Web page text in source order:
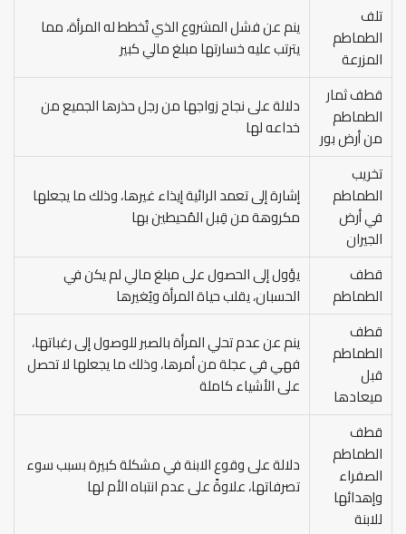
تلف
الطماطم
المزرعة
ينم عن فشل المشروع الذي تُخطط له المرأة، مما
يترتب عليه خسارتها مبلغ مالي كبير
قطف ثمار
الطماطم
من أرض بور
دلالة على نجاح زواجها من رجل حذرها الجميع من
خداعه لها
تخريب
الطماطم
في أرض
الجيران
إشارة إلى تعمد الرائية إيذاء غيرها، وذلك ما يجعلها
مكروهة من قِبل المُحيطين بها
قطف
الطماطم
يؤول إلى الحصول على مبلغ مالي لم يكن في
الحسبان، يقلب حياة المرأة ويُغيرها
قطف
الطماطم
قبل
ميعادها
ينم عن عدم تحلي المرأة بالصبر للوصول إلى رغباتها،
فهي في عجلة من أمرها، وذلك ما يجعلها لا تحصل
على الأشياء كاملة
قطف
الطماطم
الصفراء
وإهدائها
للابنة
دلالة على وقوع الابنة في مشكلة كبيرة بسبب سوء
تصرفاتها، علاوةً على عدم انتباه الأم لها